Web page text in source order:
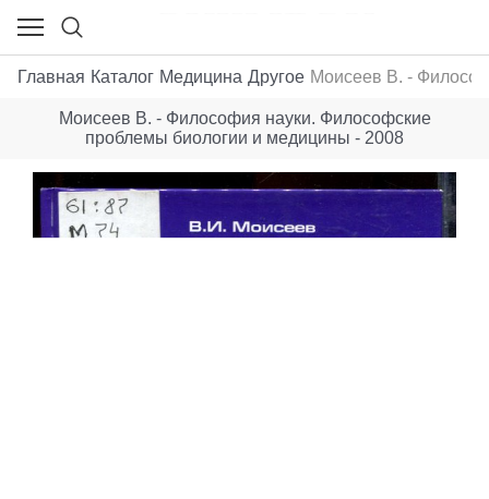
Главная Каталог Медицина Другое Моисеев В. -
Моисеев В. - Философия науки. Философские
проблемы биологии и медицины - 2008